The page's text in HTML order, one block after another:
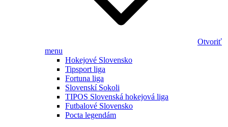
Otvoriť
menu
Hokejové Slovensko
Tipsport liga
Fortuna liga
Slovenskí Sokoli
TIPOS Slovenská hokejová liga
Futbalové Slovensko
Pocta legendám